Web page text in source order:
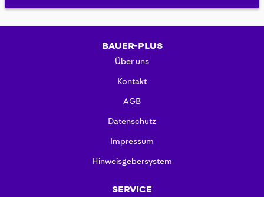
BAUER-PLUS
Über uns
Kontakt
AGB
Datenschutz
Impressum
Hinweisgebersystem
SERVICE